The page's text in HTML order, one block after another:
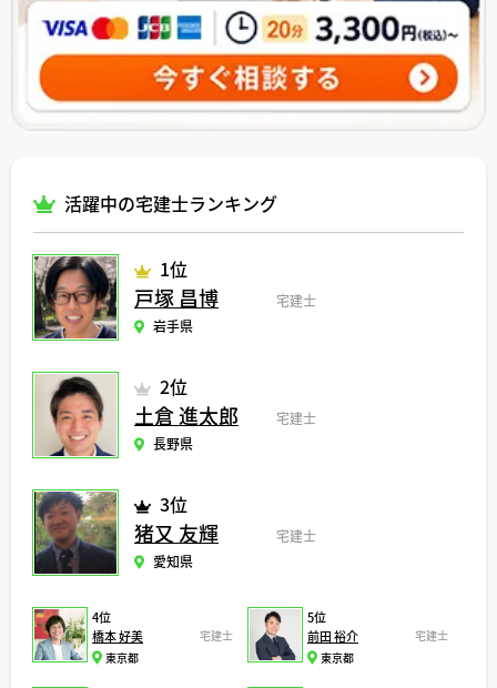
活躍中の宅建士ランキング
1位
戸塚 昌博
宅建士
岩手県
2位
土倉 進太郎
宅建士
長野県
3位
猪又 友輝
宅建士
愛知県
4位
橋本 好美
宅建士
東京都
5位
前田 裕介
宅建士
東京都